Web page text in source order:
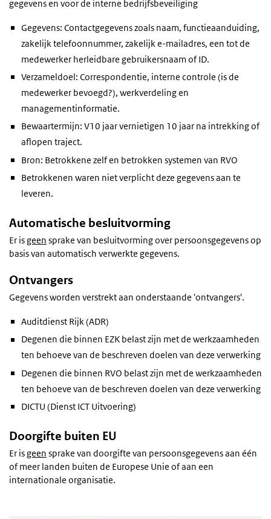
gegevens en voor de interne bedrijfsbeveiliging
Gegevens: Contactgegevens zoals naam, functieaanduiding,
zakelijk telefoonnummer, zakelijk e-mailadres, een tot de
medewerker herleidbare gebruikersnaam of ID.
Verzameldoel: Correspondentie, interne controle (is de
medewerker bevoegd?), werkverdeling en
managementinformatie.
Bewaartermijn: V10 jaar vernietigen 10 jaar na intrekking of
aflopen traject.
Bron: Betrokkene zelf en betrokken systemen van RVO
Betrokkenen waren niet verplicht deze gegevens aan te
leveren.
Automatische besluitvorming
Er isgeen sprake van besluitvorming over persoonsgegevens op
basis van automatisch verwerkte gegevens.
Ontvangers
Gegevens worden verstrekt aan onderstaande 'ontvangers'.
Auditdienst Rijk (ADR)
Degenen die binnen EZK belast zijn met de werkzaamheden
ten behoeve van de beschreven doelen van deze verwerking
Degenen die binnen RVO belast zijn met de werkzaamheden
ten behoeve van de beschreven doelen van deze verwerking
DICTU (Dienst ICT Uitvoering)
Doorgifte buiten EU
Er isgeen sprake van doorgifte van persoonsgegevens aan één
of meer landen buiten de Europese Unie of aan een
internationale organisatie.